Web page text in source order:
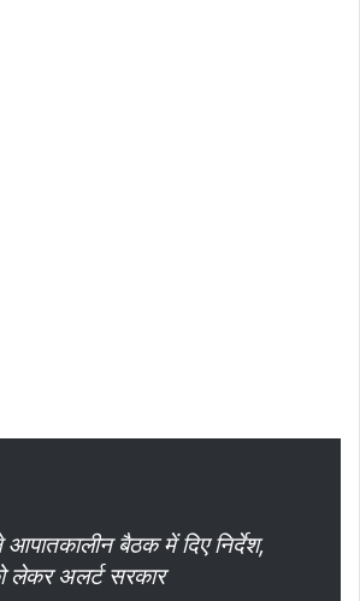
आपातकालीन बैठक में दिए निर्देश,
लेकर अलर्ट सरकार